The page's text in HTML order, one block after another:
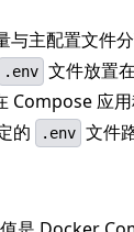
与主配置文件
.env 文件放置
Compose 应
的 .env 文件